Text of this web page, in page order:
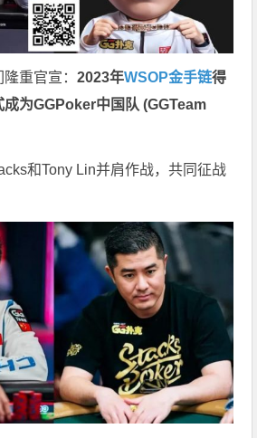
隆重官宣：2023年WSOP金手链得
为GGPoker中国队 (GGTeam
和Tony Lin并肩作战，共同征战